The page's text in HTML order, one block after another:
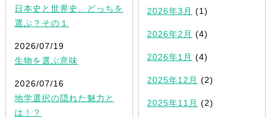
日本史と世界史、どっちを
選ぶ？その１
2026/07/19
生物を選ぶ意味
2026/07/16
地学選択の隠れた魅力と
は！？
2026年3月 (1)
2026年2月 (4)
2026年1月 (4)
2025年12月 (2)
2025年11月 (2)